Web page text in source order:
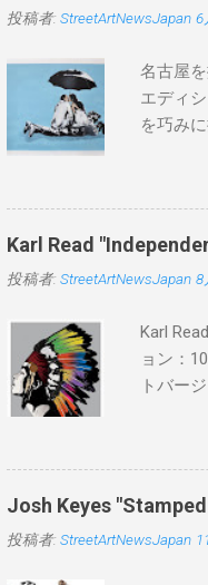
投稿者: StreetArtNewsJapan 6
名古屋
エディ
を巧み
550mm
Karl Read
投稿者: StreetArtNewsJapan 8
Karl
ョン：
トバー
Josh Keyes
投稿者: StreetArtNewsJapan